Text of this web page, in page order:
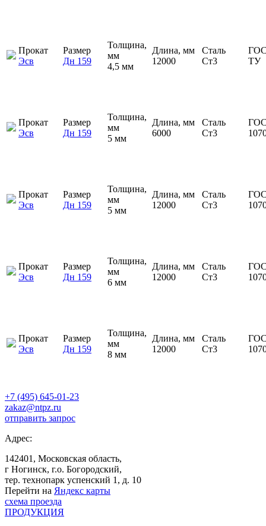
Прокат
Эсв
Размер
Дн 159
Толщина,
мм
4,5 мм
Длина, мм
12000
Сталь
Ст3
ТУ
Прокат
Эсв
Размер
Дн 159
Толщина,
мм
5 мм
Длина, мм
6000
Сталь
Ст3
Прокат
Эсв
Размер
Дн 159
Толщина,
мм
5 мм
Длина, мм
12000
Сталь
Ст3
Прокат
Эсв
Размер
Дн 159
Толщина,
мм
6 мм
Длина, мм
12000
Сталь
Ст3
Прокат
Эсв
Размер
Дн 159
Толщина,
мм
8 мм
Длина, мм
12000
Сталь
Ст3
+7 (495) 645-01-23
zakaz@ntpz.ru
отправить запрос
Адрес:
142401, Московская область,
г Ногинск, г.о. Богородский,
тер. технопарк успенский 1, д. 10
Перейти на Яндекс карты
схема проезда
ПРОДУКЦИЯ